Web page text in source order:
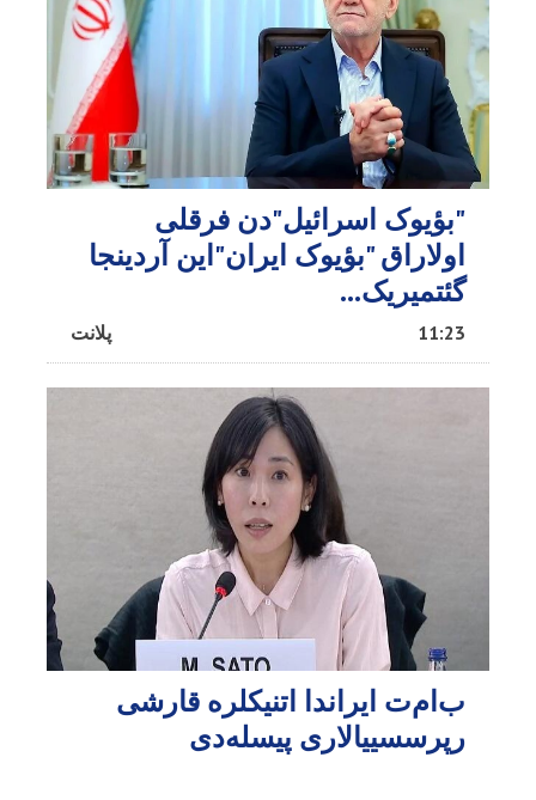
"بؤیوک اسرائیل"دن فرقلی
اولاراق "بؤیوک ایران"این آردینجا
گئتمیریک...
پلانت 11:23
ب‌ام‌ت ایراندا اتنیکلره قارشی
رپرسسییالاری پیسله‌دی